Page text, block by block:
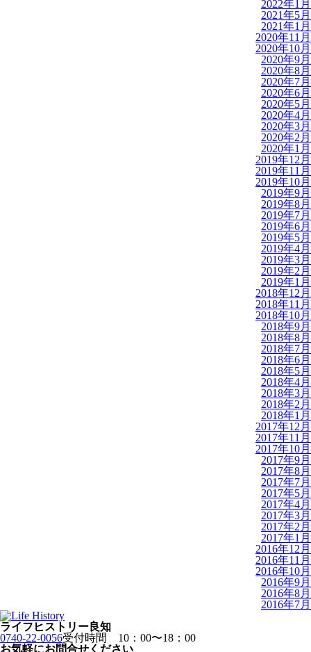
2022年1月
2021年5月
2021年1月
2020年11月
2020年10月
2020年9月
2020年8月
2020年7月
2020年6月
2020年5月
2020年4月
2020年3月
2020年2月
2020年1月
2019年12月
2019年11月
2019年10月
2019年9月
2019年8月
2019年7月
2019年6月
2019年5月
2019年4月
2019年3月
2019年2月
2019年1月
2018年12月
2018年11月
2018年10月
2018年9月
2018年8月
2018年7月
2018年6月
2018年5月
2018年4月
2018年3月
2018年2月
2018年1月
2017年12月
2017年11月
2017年10月
2017年9月
2017年8月
2017年7月
2017年5月
2017年4月
2017年3月
2017年2月
2017年1月
2016年12月
2016年11月
2016年10月
2016年9月
2016年8月
2016年7月
ライフヒストリー良知
0740-22-0056受付時間 10：00〜18：00
お気軽にお問合せください